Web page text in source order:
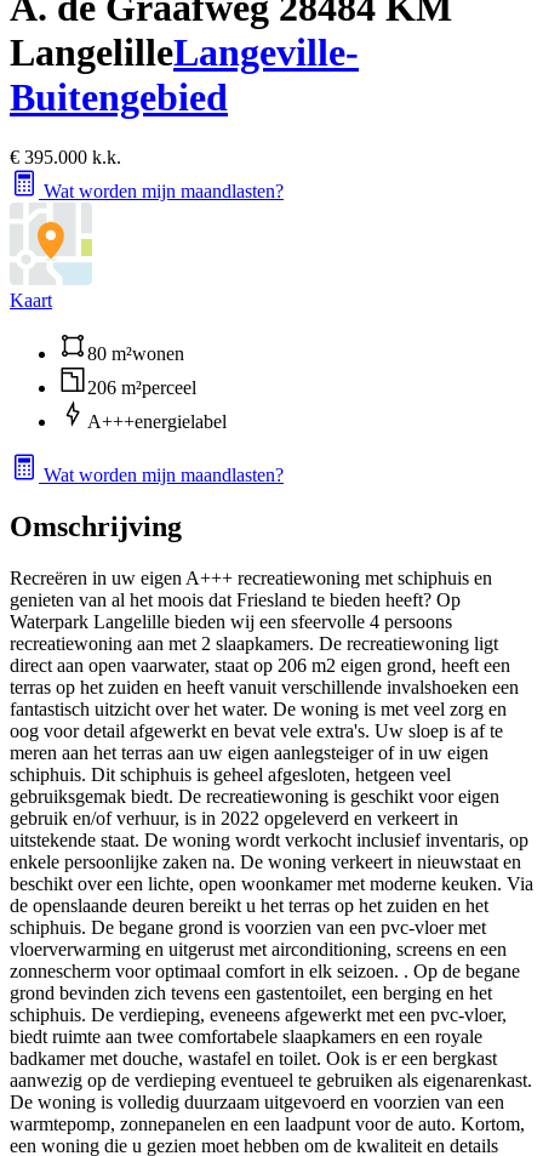
LangelilleLangeville-
Buitengebied
€ 395.000 k.k.
Wat worden mijn maandlasten?
Kaart
80 m²wonen
206 m²perceel
A+++energielabel
Wat worden mijn maandlasten?
Omschrijving
Recreëren in uw eigen A+++ recreatiewoning met schiphuis en
genieten van al het moois dat Friesland te bieden heeft? Op
Waterpark Langelille bieden wij een sfeervolle 4 persoons
recreatiewoning aan met 2 slaapkamers. De recreatiewoning ligt
direct aan open vaarwater, staat op 206 m2 eigen grond, heeft een
terras op het zuiden en heeft vanuit verschillende invalshoeken een
fantastisch uitzicht over het water. De woning is met veel zorg en
oog voor detail afgewerkt en bevat vele extra's. Uw sloep is af te
meren aan het terras aan uw eigen aanlegsteiger of in uw eigen
schiphuis. Dit schiphuis is geheel afgesloten, hetgeen veel
gebruiksgemak biedt. De recreatiewoning is geschikt voor eigen
gebruik en/of verhuur, is in 2022 opgeleverd en verkeert in
uitstekende staat. De woning wordt verkocht inclusief inventaris, op
enkele persoonlijke zaken na. De woning verkeert in nieuwstaat en
beschikt over een lichte, open woonkamer met moderne keuken. Via
de openslaande deuren bereikt u het terras op het zuiden en het
schiphuis. De begane grond is voorzien van een pvc-vloer met
vloerverwarming en uitgerust met airconditioning, screens en een
zonnescherm voor optimaal comfort in elk seizoen. . Op de begane
grond bevinden zich tevens een gastentoilet, een berging en het
schiphuis. De verdieping, eveneens afgewerkt met een pvc-vloer,
biedt ruimte aan twee comfortabele slaapkamers en een royale
badkamer met douche, wastafel en toilet. Ook is er een bergkast
aanwezig op de verdieping eventueel te gebruiken als eigenarenkast.
De woning is volledig duurzaam uitgevoerd en voorzien van een
warmtepomp, zonnepanelen en een laadpunt voor de auto. Kortom,
een woning die u gezien moet hebben om de kwaliteit en details